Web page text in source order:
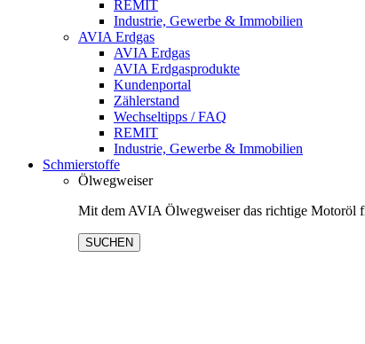
REMIT
Industrie, Gewerbe & Immobilien
AVIA Erdgas
AVIA Erdgas
AVIA Erdgasprodukte
Kundenportal
Zählerstand
Wechseltipps / FAQ
REMIT
Industrie, Gewerbe & Immobilien
Schmierstoffe
Ölwegweiser
Mit dem AVIA Ölwegweiser das richtige Motoröl
SUCHEN